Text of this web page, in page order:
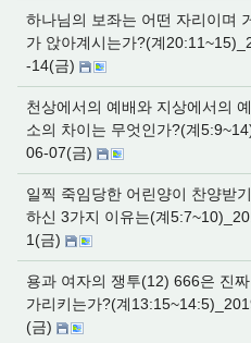
하나님의 보좌는 어떤 자리이며
가 앉아계시는가?(계
-14(금)
천상에서의 예배와 지상에서의
소의 차이는 무엇인가?(계
06-07(금)
일찍 죽임당한 어린양이 찬양받
하신 3가지 이유는(계
1(금)
용과 여자의 쟁투(12) 666은 진
가리키는가?(계
(금)